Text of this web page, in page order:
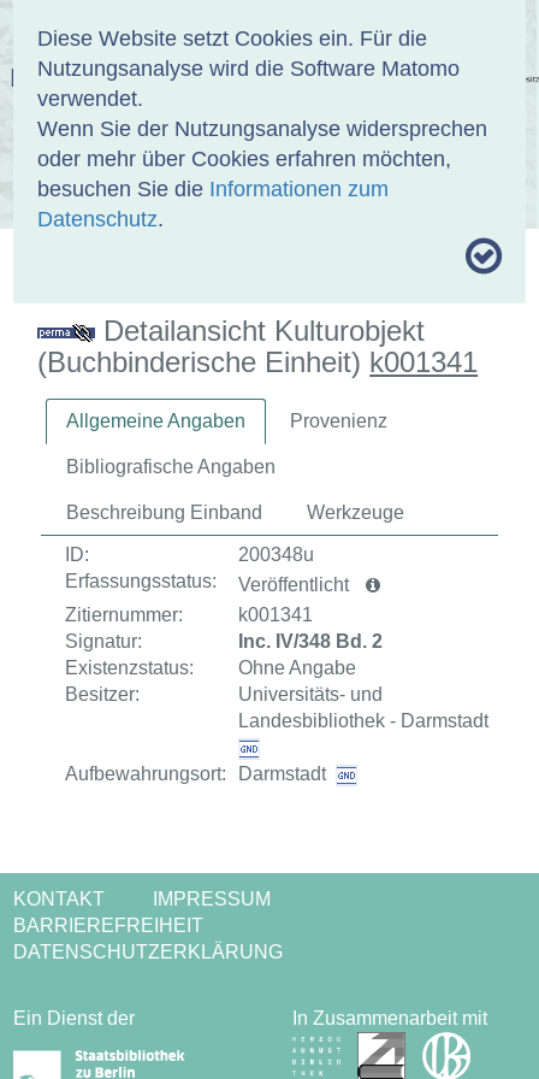
Diese Website setzt Cookies ein. Für die
Nutzungsanalyse wird die Software Matomo
verwendet.
Wenn Sie der Nutzungsanalyse widersprechen
oder mehr über Cookies erfahren möchten,
besuchen Sie die Informationen zum
Datenschutz.
EINBANDDATENBANK
ÜBER UNS SAMMLUNGEN SUCHE
Detailansicht Kulturobjekt
(Buchbinderische Einheit) k001341
Allgemeine Angaben Provenienz
Bibliografische Angaben
Beschreibung Einband Werkzeuge
ID:
200348u
Erfassungsstatus:
Veröffentlicht
Zitiernummer:
k001341
Signatur:
Inc. IV/348 Bd. 2
Existenzstatus:
Ohne Angabe
Besitzer:
Universitäts- und
Landesbibliothek - Darmstadt
Aufbewahrungsort: Darmstadt
KONTAKT
IMPRESSUM
BARRIEREFREIHEIT
DATENSCHUTZERKLÄRUNG
Ein Dienst der In Zusammenarbeit mit